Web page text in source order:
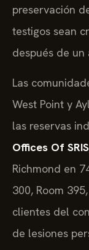
preservación
testigos sean
después de un
Las
West Point y
las reservas
Offices Of
Richmond en
300, Room
clientes del
de lesiones